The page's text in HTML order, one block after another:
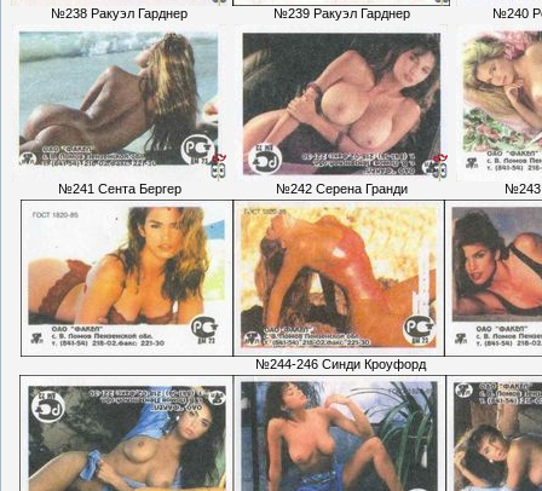
№238 Ракуэл Гарднер №239 Ракуэл Гарднер №240
№241 Сента Бергер №242 Серена Гранди №243
№244-246 Синди Кроуфорд